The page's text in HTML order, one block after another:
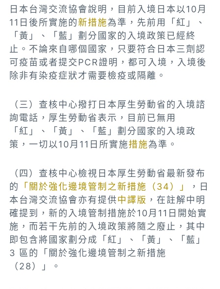
日本台灣交流協會說明，目前入境日本以10月
11日後所實施的新措施為準，先前用「紅」、
「黃」、「藍」劃分國家的入境政策已經終
止。不論來自哪個國家，只要符合日本三劑認
可疫苗或者提交PCR證明，都可入境，入境後
除非有染疫症狀才需要檢疫或隔離。
（三）查核中心撥打日本厚生勞動省的入境諮
詢電話 ，厚生勞動省表示，目前已無用
「紅」、「黃」、「藍」劃分國家的入境政
策，一切以10月11日所實施措施為準。
（四）查核中心檢視日本厚生勞動省最新發布
的
「關於強化邊境管制之新措施（34）」
，日
本台灣交流協會亦有提供中譯版 ，在註解中明
確提到，新的入境管制措施於10月11日開始實
施，而若干先前的入境政策將隨之廢止，其中
即包含將國家劃分成「紅」、「黃」、「藍」
3 區的「關於強化邊境管制之新措施
（28）」。